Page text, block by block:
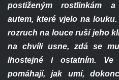
postiženým rostlinkám
autem, které vjelo na
rozruch na louce ruší jeho
na chvíli usne, zdá se
lhostejné i ostatním. Ve
pomáhají, jak umí,